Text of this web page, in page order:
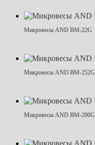
Микровесы AND BM-22G
Микровесы AND BM-252G
Микровесы AND BM-200G